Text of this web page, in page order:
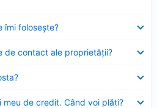
îmi foloseşte?
de contact ale proprietății?
de credit. Când voi plăti?